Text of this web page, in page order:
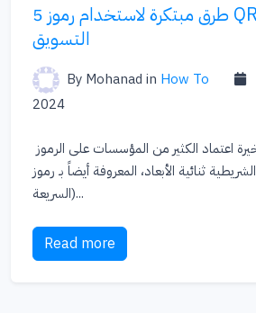
5 طرق مبتكرة لاستخدام رموز QR في حملات
التسويق
By Mohanad in How To
2024
الشريطية ثنائية الأبعاد، المعروفة أيضاً بـ رموز QR (رمز الاستجابة
السريعة)...
Read more